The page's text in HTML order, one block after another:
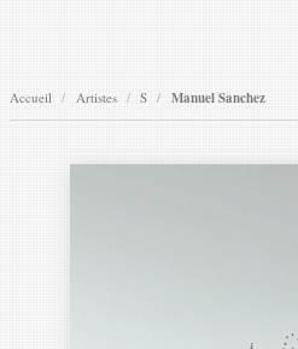
Accueil Artistes S Manuel Sanchez